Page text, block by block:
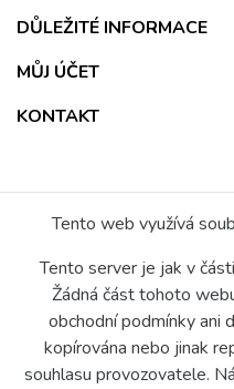
DŮLEŽITÉ INFORMACE
MŮJ ÚČET
KONTAKT
Tento web využívá
Tento server je jak v
Žádná část tohoto
obchodní podmínky ani
kopírována nebo jinak
souhlasu provozovatele.